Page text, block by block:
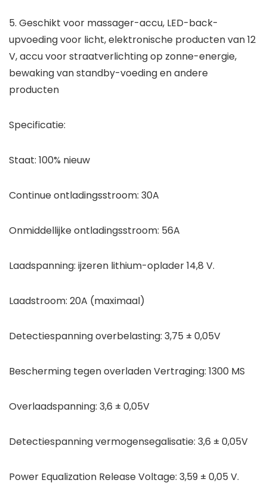
5. Geschikt voor massager-accu, LED-back-
upvoeding voor licht, elektronische producten van 12
V, accu voor straatverlichting op zonne-energie,
bewaking van standby-voeding en andere
producten
Specificatie:
Staat: 100% nieuw
Continue ontladingsstroom: 30A
Onmiddellijke ontladingsstroom: 56A
Laadspanning: ijzeren lithium-oplader 14,8 V.
Laadstroom: 20A (maximaal)
Detectiespanning overbelasting: 3,75 ± 0,05V
Bescherming tegen overladen Vertraging: 1300 MS
Overlaadspanning: 3,6 ± 0,05V
Detectiespanning vermogensegalisatie: 3,6 ± 0,05V
Power Equalization Release Voltage: 3,59 ± 0,05 V.